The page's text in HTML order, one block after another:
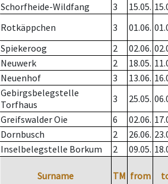
Schorfheide-Wildfang 3 15.05.
Rotkäppchen 3 01.06.
Spiekeroog 2 02.06.
Neuwerk 2 18.05.
Neuenhof 3 13.06.
Gebirgsbelegstelle
Torfhaus
3 25.05.
Greifswalder Oie 6 02.06.
Dornbusch 2 26.06.
Inselbelegstelle Borkum 2 09.05.
Surname TM from